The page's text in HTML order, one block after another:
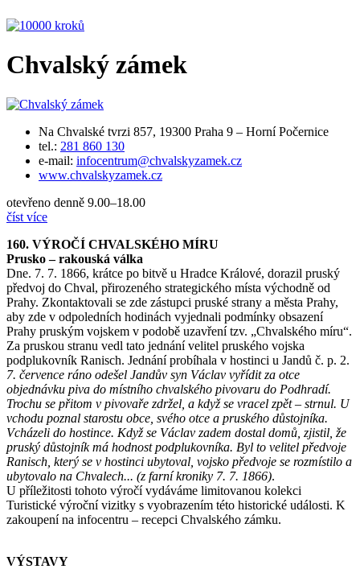
Chvalský zámek
Na Chvalské tvrzi 857, 19300 Praha 9 – Horní Počernice
tel.: 281 860 130
e-mail: infocentrum@chvalskyzamek.cz
www.chvalskyzamek.cz
otevřeno denně 9.00–18.00
číst více
160. VÝROČÍ CHVALSKÉHO MÍRU
Prusko – rakouská válka
Dne. 7. 7. 1866, krátce po bitvě u Hradce Králové, dorazil pruský
předvoj do Chval, přirozeného strategického místa východně od
Prahy. Zkontaktovali se zde zástupci pruské strany a města Prahy,
aby zde v odpoledních hodinách vyjednali podmínky obsazení
Prahy pruským vojskem v podobě uzavření tzv. „Chvalského míru“.
Za pruskou stranu vedl tato jednání velitel pruského vojska
podplukovník Ranisch. Jednání probíhala v hostinci u Jandů č. p. 2.
7. července ráno odešel Jandův syn Václav vyřídit za otce
objednávku piva do místního chvalského pivovaru do Podhradí.
Trochu se přitom v pivovaře zdržel, a když se vracel zpět – strnul. U
vchodu poznal starostu obce, svého otce a pruského důstojníka.
Vcházeli do hostince. Když se Václav zadem dostal domů, zjistil, že
pruský důstojník má hodnost podplukovníka. Byl to velitel předvoje
Ranisch, který se v hostinci ubytoval, vojsko předvoje se rozmístilo a
ubytovalo na Chvalech... (z farní kroniky 7. 7. 1866).
U příležitosti tohoto výročí vydáváme limitovanou kolekci
Turistické výroční vizitky s vyobrazením této historické události. K
zakoupení na infocentru – recepci Chvalského zámku.
VÝSTAVY